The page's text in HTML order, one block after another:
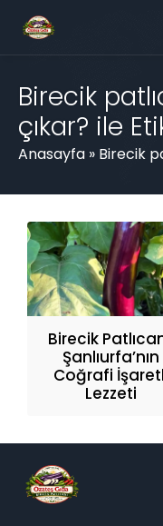
Birecik
çıkar? ile
Anasayfa » Birecik
Birecik
Şanlıurfa’nın
Coğrafi
Lezzeti